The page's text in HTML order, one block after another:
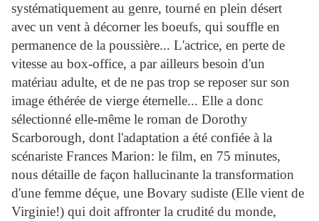
systématiquement au genre, tourné en plein désert
avec un vent à décorner les boeufs, qui souffle en
permanence de la poussière... L'actrice, en perte de
vitesse au box-office, a par ailleurs besoin d'un
matériau adulte, et de ne pas trop se reposer sur son
image éthérée de vierge éternelle... Elle a donc
sélectionné elle-même le roman de Dorothy
Scarborough, dont l'adaptation a été confiée à la
scénariste Frances Marion: le film, en 75 minutes,
nous détaille de façon hallucinante la transformation
d'une femme déçue, une Bovary sudiste (Elle vient de
Virginie!) qui doit affronter la crudité du monde,